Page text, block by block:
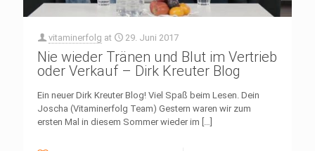
vitaminerfolg at 29. Juni 2017
Nie wieder Tränen und Blut im Vertrieb
oder Verkauf – Dirk Kreuter Blog
Ein neuer Dirk Kreuter Blog! Viel Spaß beim Lesen. Dein
Joscha (Vitaminerfolg Team) Gestern waren wir zum
ersten Mal in diesem Sommer wieder im […]